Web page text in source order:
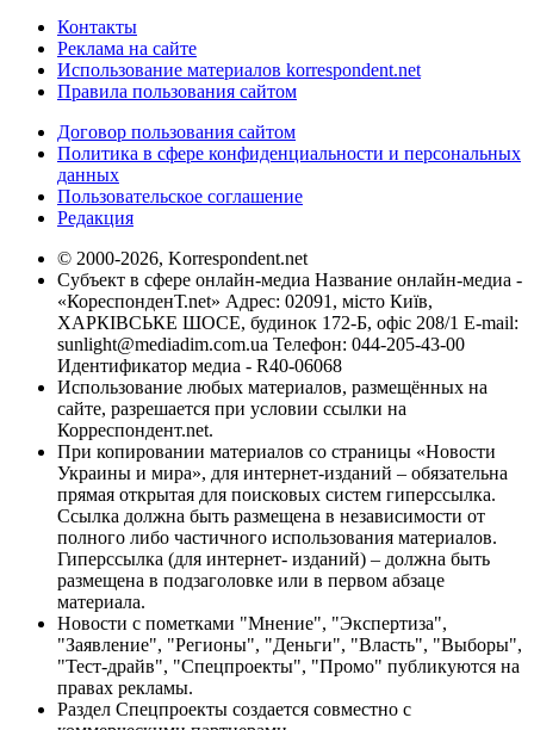
Контакты
Реклама на сайте
Использование материалов korrespondent.net
Правила пользования сайтом
Договор пользования сайтом
Политика в сфере конфиденциальности и персональных
данных
Пользовательское соглашение
Редакция
© 2000-2026, Korrespondent.net
Субъект в сфере онлайн-медиа Название онлайн-медиа -
«КореспонденТ.net» Адрес: 02091, місто Київ,
ХАРКІВСЬКЕ ШОСЕ, будинок 172-Б, офіс 208/1 E-mail:
sunlight@mediadim.com.ua Телефон: 044-205-43-00
Идентификатор медиа - R40-06068
Использование любых материалов, размещённых на
сайте, разрешается при условии ссылки на
Корреспондент.net.
При копировании материалов со страницы «Новости
Украины и мира», для интернет-изданий – обязательна
прямая открытая для поисковых систем гиперссылка.
Ссылка должна быть размещена в независимости от
полного либо частичного использования материалов.
Гиперссылка (для интернет- изданий) – должна быть
размещена в подзаголовке или в первом абзаце
материала.
Новости с пометками "Мнение", "Экспертиза",
"Заявление", "Регионы", "Деньги", "Власть", "Выборы",
"Тест-драйв", "Спецпроекты", "Промо" публикуются на
правах рекламы.
Раздел Спецпроекты создается совместно с